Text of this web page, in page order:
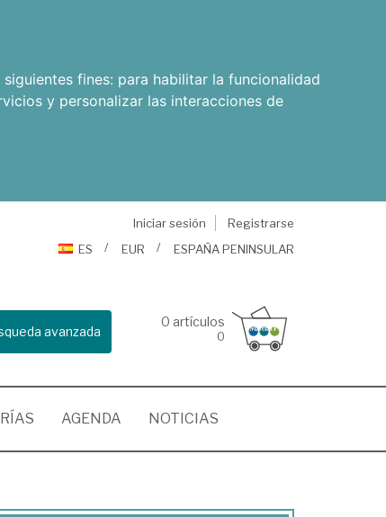
fines: para habilitar la funcionalidad
y personalizar las interacciones de
Iniciar sesión
Registrarse
ES
EUR ESPAÑA PENINSULAR
avanzada
0 artículos
0
AGENDA NOTICIAS